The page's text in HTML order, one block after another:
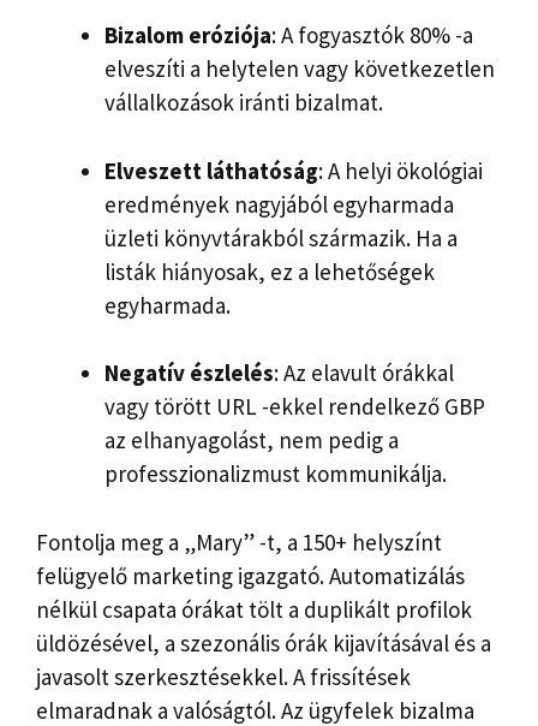
Bizalom eróziója: A fogyasztók 80% -a
elveszíti a helytelen vagy következetlen
vállalkozások iránti bizalmat.
Elveszett láthatóság: A helyi ökológiai
eredmények nagyjából egyharmada
üzleti könyvtárakból származik. Ha a
listák hiányosak, ez a lehetőségek
egyharmada.
Negatív észlelés: Az elavult órákkal
vagy törött URL -ekkel rendelkező GBP
az elhanyagolást, nem pedig a
professzionalizmust kommunikálja.
Fontolja meg a „Mary” -t, a 150+ helyszínt
felügyelő marketing igazgató. Automatizálás
nélkül csapata órákat tölt a duplikált profilok
üldözésével, a szezonális órák kijavításával és a
javasolt szerkesztésekkel. A frissítések
elmaradnak a valóságtól. Az ügyfelek bizalma